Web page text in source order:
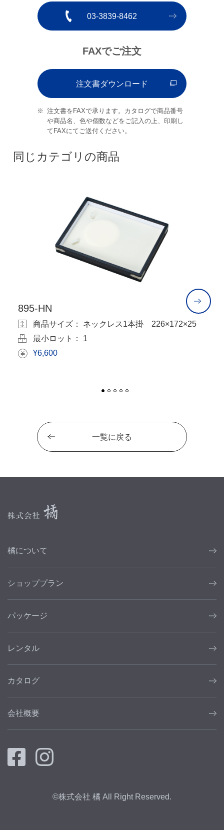
03-3839-8462
FAXでご注文
注文書ダウンロード
注文書をFAXで承ります。カタログで商品番号
や商品名、色や個数などをご記入の上、印刷し
てFAXにてご送付ください。
同じカテゴリの商品
895-HN
商品サイズ： ネックレス1本掛 226×172×25
最小ロット： 1
¥6,600
一覧に戻る
橘について
ショッププラン
パッケージ
レンタル
カタログ
会社概要
©株式会社 橘 All Right Reserved.